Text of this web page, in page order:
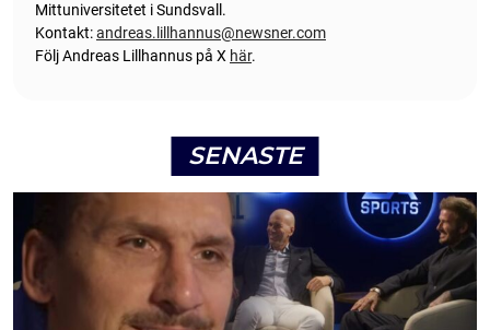
Mittuniversitetet i Sundsvall.
Kontakt:andreas.lillhannus@newsner.com
Följ Andreas Lillhannus på X här.
SENASTE